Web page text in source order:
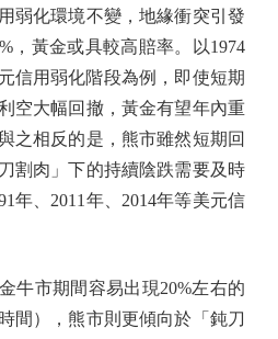
化環境不變，地緣衝突引發
，黃金或具較高賠率。以1974
信用弱化階段為例，即使短期
空大幅回撤，黃金有望年內重
之相反的是，熊市雖然短期回
割肉」下的持續陰跌需要及時
年、2011年、2014年等美元信
市期間容易出現20%左右的
間），熊市則更傾向於「鈍刀